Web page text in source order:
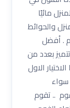
مائيًا
والحوائط
. أفضل
بعدد من
الاول
سواء
.. تقوم